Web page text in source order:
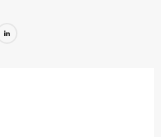
Pinterest